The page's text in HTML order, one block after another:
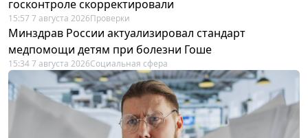
госконтроле скорректировали
15:57 7 августа 2026Проверки
Минздрав России актуализировал стандарт
медпомощи детям при болезни Гоше
15:34 7 августа 2026Социальная сфера